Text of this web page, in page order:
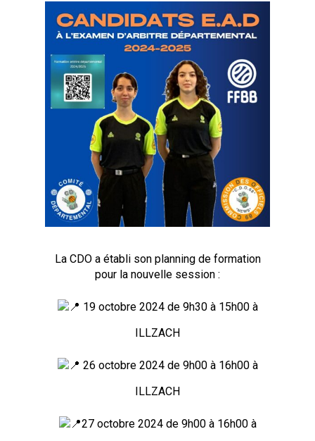
La CDO a établi son planning de formation
pour la nouvelle session :
19 octobre 2024 de 9h30 à 15h00 à
ILLZACH
26 octobre 2024 de 9h00 à 16h00 à
ILLZACH
27 octobre 2024 de 9h00 à 16h00 à